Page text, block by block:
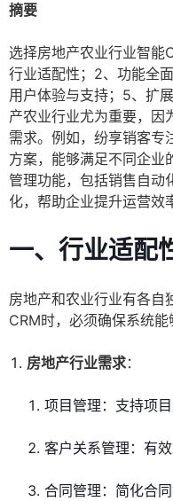
摘要
选择房地产农业行业智能
行业适配性；2、功能全
用户体验与支持；5、扩展
产农业行业尤为重要，因
需求。例如，纷享销客专
方案，能够满足不同企业
管理功能，包括销售自动
化，帮助企业提升运营效
一、行业适配
房地产和农业行业有各自
CRM时，必须确保系统能
房地产行业需求：
项目管理：支持项目
客户关系管理：有
合同管理：简化合同